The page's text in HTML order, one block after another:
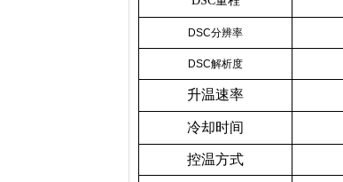
DSC分辨率
DSC解析度
升温速率
冷却时间
控温方式